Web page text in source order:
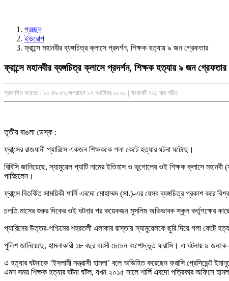
প্রচ্ছদ
ইউরোপ
ফ্রান্সে মহানবীর ব্যঙ্গচিত্র ক্লাসে প্রদর্শন, শিক্ষক হত্যায় ৯ জন গ্রেফতার
ফ্রান্সে মহানবীর ব্যঙ্গচিত্র ক্লাসে প্রদর্শন, শিক্ষক হত্যায় ৯ জন গ্রেফতার
প্রকাশিত হয়েছে : ১১:৪৯:৫৯,অপরাহ্ন ১৭ অক্টোবর ২০২০ | সংবাদটি ৭২১ বার পঠিত
তৃতীয় বাঙলা ডেস্ক :
ফ্রান্সের রাজধানী প্যারিসে একজন শিক্ষককে গলা কেটে হত্যার ঘটনা ঘটেছে।
বিবিসি জানিয়েছে, স্যামুয়েল প্যাটি নামের ইতিহাস ও ভূগোলের ওই শিক্ষক ক্লাসে
পাচ্ছিলেন।
ফ্রান্সে বিতর্কিত সাময়িকী শার্লি এবদো মোহাম্মদ (সা.)-এর যেসব ব্যঙ্গচিত্র প্রকাশ করে
চলতি মাসের শুরুর দিকের ওই ঘটনার পর কয়েকজন মুসলিম অভিভাবক স্কুল কর্তৃপক্ষের
প্যারিসের উত্তর-পশ্চিমের শহরতলী এলাকার রাস্তায় স্যামুয়েলকে ছুরি দিয়ে গলা কেটে
পুলিশ জানিয়েছে, হামলাকারী ১৮ বছর বয়সী চেচেন বংশোদ্ভূত ফরাসি। এ ঘটনায় ৯
এ হত্যার ঘটনাকে ‘ইসলামী সন্ত্রাসী হামলা’ বলে অভিহিত করেছেন ফরাসি প্রেসিডেন্ট
এমন সময় শিক্ষক হত্যার ঘটনা ঘটল, যখন ২০১৫ সালে শার্লি এবদো পত্রিকার অফিসে